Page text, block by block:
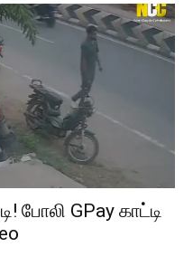
GPay காட்டி